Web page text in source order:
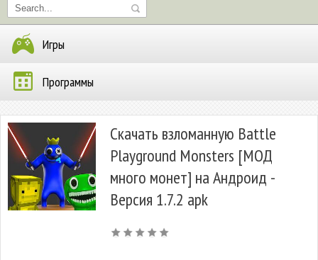
Игры
Программы
Скачать взломанную Battle
Playground Monsters [МОД
много монет] на Андроид -
Версия 1.7.2 apk